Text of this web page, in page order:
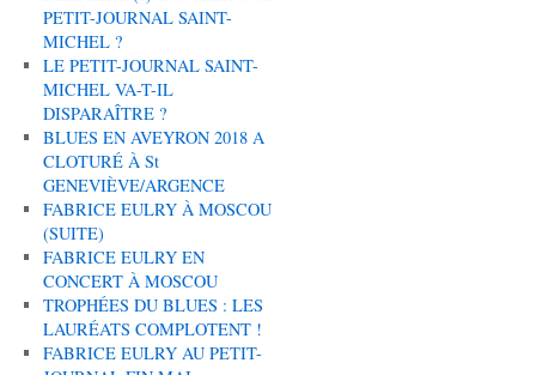
PETIT-JOURNAL SAINT-
MICHEL ?
LE PETIT-JOURNAL SAINT-
MICHEL VA-T-IL
DISPARAÎTRE ?
BLUES EN AVEYRON 2018 A
CLOTURÉ À St
GENEVIÈVE/ARGENCE
FABRICE EULRY À MOSCOU
(SUITE)
FABRICE EULRY EN
CONCERT À MOSCOU
TROPHÉES DU BLUES : LES
LAURÉATS COMPLOTENT !
FABRICE EULRY AU PETIT-